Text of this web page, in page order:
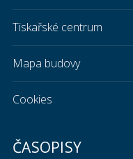
Tiskařské centrum
Mapa budovy
Cookies
ČASOPISY